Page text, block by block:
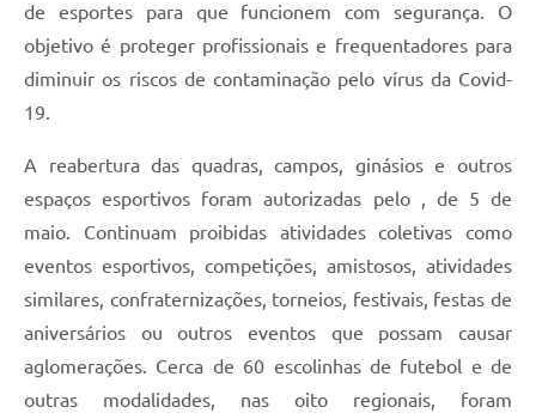
de esportes para que funcionem com segurança. O
objetivo é proteger profissionais e frequentadores para
diminuir os riscos de contaminação pelo vírus da Covid-
19.
A reabertura das quadras, campos, ginásios e outros
espaços esportivos foram autorizadas pelo , de 5 de
maio. Continuam proibidas atividades coletivas como
eventos esportivos, competições, amistosos, atividades
similares, confraternizações, torneios, festivais, festas de
aniversários ou outros eventos que possam causar
aglomerações. Cerca de 60 escolinhas de futebol e de
outras modalidades, nas oito regionais, foram